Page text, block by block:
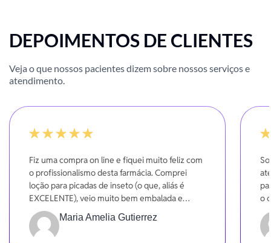
DEPOIMENTOS DE CLIENTES
Veja o que nossos pacientes dizem sobre nossos serviços e
atendimento.
Fiz uma compra on line e fiquei muito feliz com
o profissionalismo desta farmácia. Comprei
loção para picadas de inseto (o que, aliás é
EXCELENTE), veio muito bem embalada e
entregue dentro do prazo. Super indico!!!
Gratidão!!!
Maria Amelia Gutierrez
o